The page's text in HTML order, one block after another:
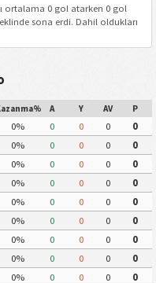
ortalama 0 gol atarken 0 gol
sona erdi. Dahil oldukları
A Y AV P
0% 0 0 0
0
0% 0 0 0
0
0% 0 0 0
0
0% 0 0 0
0
0% 0 0 0
0
0% 0 0 0
0
0% 0 0 0
0
0% 0 0 0
0
0% 0 0 0
0